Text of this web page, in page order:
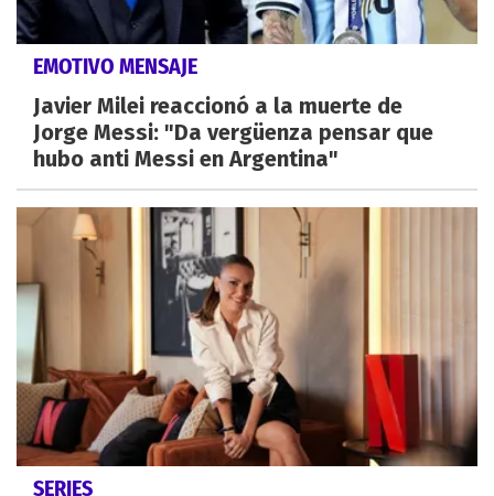
EMOTIVO MENSAJE
Javier Milei reaccionó a la muerte de
Jorge Messi: "Da vergüenza pensar que
hubo anti Messi en Argentina"
SERIES